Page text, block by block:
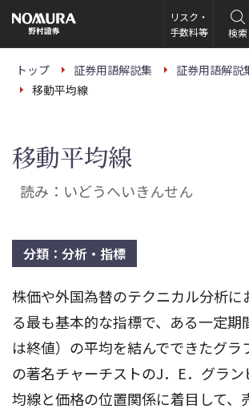
の
ー
リスク・
手数料等
検索
トップ 証券用語解説集
証券用語解説
移動平均線
移動平均線
読み：いどうへいきんせん
分類：分析・指標
株価や外国為替のテクニカル分析に
る最も基本的な指標で、ある一定期
は終値）の平均を結んでできたグラ
の著名チャーチストのJ．E．グラ
均線と価格の位置関係に着目して、